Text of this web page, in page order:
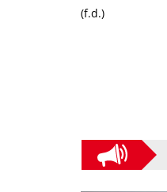
(f.d.)